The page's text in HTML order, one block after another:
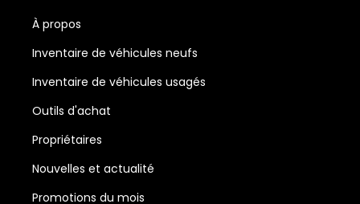
À propos
Inventaire de véhicules neufs
Inventaire de véhicules usagés
Outils d'achat
Propriétaires
Nouvelles et actualité
Promotions du mois